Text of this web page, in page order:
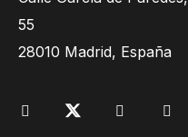
55
28010 Madrid, España